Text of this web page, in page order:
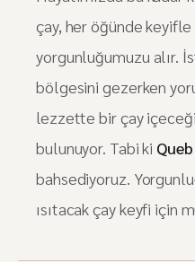
çay, her öğünde
yorgunluğumuzu alır.
bölgesini gezerken
lezzette bir çay
bulunuyor. Tabi ki
bahsediyoruz.
ısıtacak çay keyfi için